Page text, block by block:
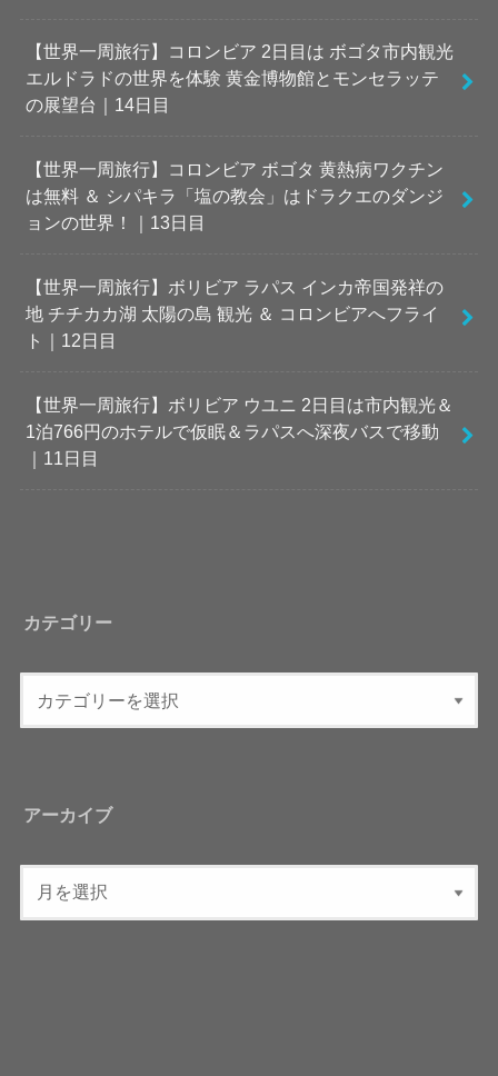
【世界一周旅行】コロンビア 2日目は ボゴタ市内観光
エルドラドの世界を体験 黄金博物館とモンセラッテ
の展望台｜14日目
【世界一周旅行】コロンビア ボゴタ 黄熱病ワクチン
は無料 ＆ シパキラ「塩の教会」はドラクエのダンジ
ョンの世界！｜13日目
【世界一周旅行】ボリビア ラパス インカ帝国発祥の
地 チチカカ湖 太陽の島 観光 ＆ コロンビアへフライ
ト｜12日目
【世界一周旅行】ボリビア ウユニ 2日目は市内観光＆
1泊766円のホテルで仮眠＆ラパスへ深夜バスで移動
｜11日目
カテゴリー
アーカイブ